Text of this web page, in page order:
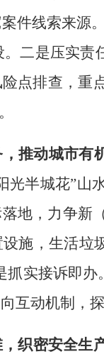
件线索来源
。二是压实责
点排查，重
。
，推动城市有
光半城花”山
地 ，力争新
设施，生活垃
抓实接诉即办
互动机制，
，织密安全生